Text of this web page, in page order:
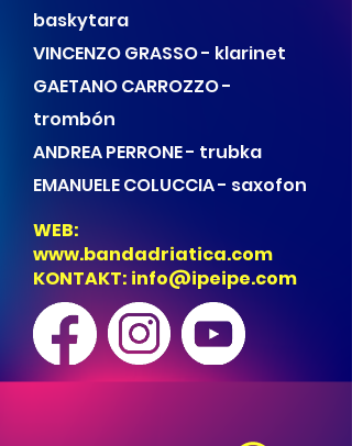
baskytara
VINCENZO GRASSO - klarinet
GAETANO CARROZZO -
trombón
ANDREA PERRONE - trubka
EMANUELE COLUCCIA - saxofon
WEB:
www.bandadriatica.com
KONTAKT: info@ipeipe.com